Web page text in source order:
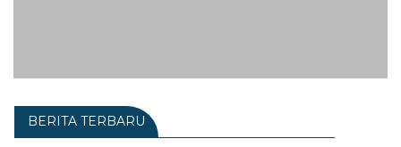
BERITA TERBARU